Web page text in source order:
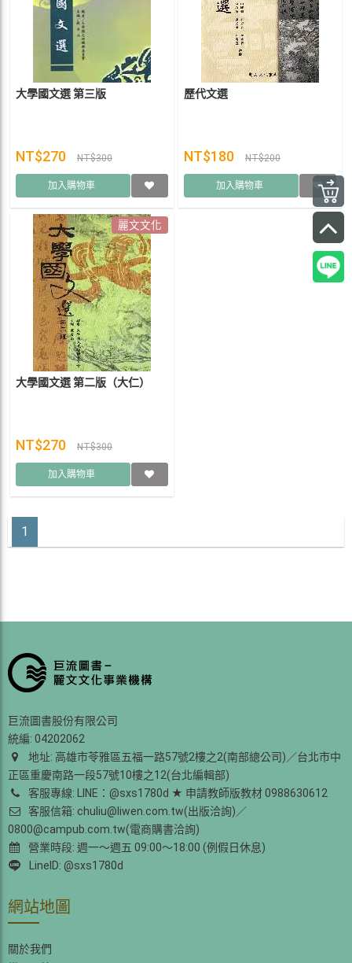
大學國文選 第三版
NT$270 NT$300
加入購物車
歷代文選
NT$180 NT$200
加入購物車
麗文文化
大學國文選 第二版（大仁）
NT$270 NT$300
加入購物車
1
巨流圖書股份有限公司
統編: 04202062
地址: 高雄市苓雅區五福一路57號2樓之2(南部總公司)／台北市中
正區重慶南路一段57號10樓之12(台北編輯部)
客服專線: LINE：@sxs1780d ★ 申請教師版教材 0988630612
客服信箱: chuliu@liwen.com.tw(出版洽詢)／
0800@campub.com.tw(電商購書洽詢)
營業時段: 週一～週五 09:00～18:00 (例假日休息)
LineID: @sxs1780d
網站地圖
關於我們